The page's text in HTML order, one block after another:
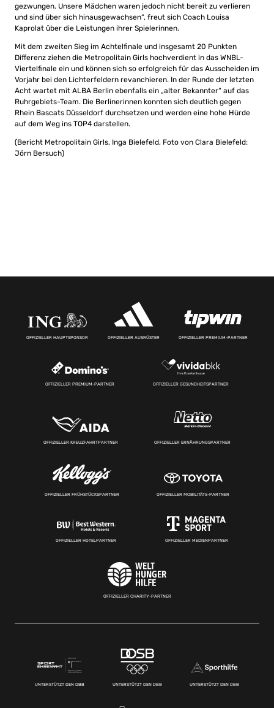
gezwungen. Unsere Mädchen waren jedoch nicht bereit zu verlieren
und sind über sich hinausgewachsen“, freut sich Coach Louisa
Kaprolat über die Leistungen ihrer Spielerinnen.
Mit dem zweiten Sieg im Achtelfinale und insgesamt 20 Punkten
Differenz ziehen die Metropolitain Girls hochverdient in das WNBL-
Viertelfinale ein und können sich so erfolgreich für das Ausscheiden im
Vorjahr bei den Lichterfeldern revanchieren. In der Runde der letzten
Acht wartet mit ALBA Berlin ebenfalls ein „alter Bekannter“ auf das
Ruhrgebiets-Team. Die Berlinerinnen konnten sich deutlich gegen
Rhein Bascats Düsseldorf durchsetzen und werden eine hohe Hürde
auf dem Weg ins TOP4 darstellen.
(Bericht Metropolitain Girls, Inga Bielefeld, Foto von Clara Bielefeld:
Jörn Bersuch)
OFFIZIELLER HAUPTSPONSOR OFFIZIELLER AUSRÜSTER OFFIZIELLER PREMIUM-PARTNER
OFFIZIELLER PREMIUM-PARTNER OFFIZIELLER GESUNDHEITSPARTNER
OFFIZIELLER KREUZFAHRTPARTNER OFFIZIELLER ERNÄHRUNGSPARTNER
OFFIZIELLER FRÜHSTÜCKSPARTNER OFFIZIELLER MOBILITÄTS-PARTNER
OFFIZIELLER HOTELPARTNER OFFIZIELLER MEDIENPARTNER
OFFIZIELLER CHARITY-PARTNER
UNTERSTÜTZT DEN DBB UNTERSTÜTZT DEN DBB UNTERSTÜTZT DEN DBB